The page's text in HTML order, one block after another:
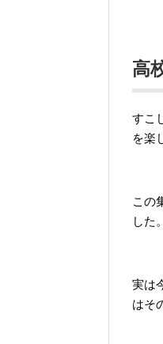
高
すこ
を楽
この
した。
実は
はそ